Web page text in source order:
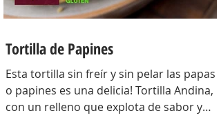
Tortilla de Papines
Esta tortilla sin freír y sin pelar las papas
o papines es una delicia! Tortilla Andina,
con un relleno que explota de sabor y